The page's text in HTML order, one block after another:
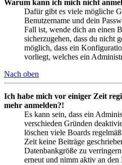
Warum kann ich mich nicht
Dafür gibt es viele mögliche
Benutzername und dein
Fall ist, wende dich an einen
sicherzugehen, dass du nicht
möglich, dass ein
vorliegt, welches ein
Nach oben
Ich habe mich vor einiger Zeit
mehr anmelden?!
Es kann sein, dass ein
verschieden Gründen
löschen viele Boards
Zeit keine Beiträge
Datenbankgröße zu
erneut und nimm aktiv an den